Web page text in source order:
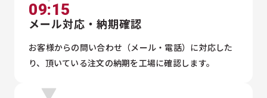
09:15
メール対応・納期確認
お客様からの問い合わせ（メール・電話）に対応した
り、頂いている注文の納期を工場に確認します。